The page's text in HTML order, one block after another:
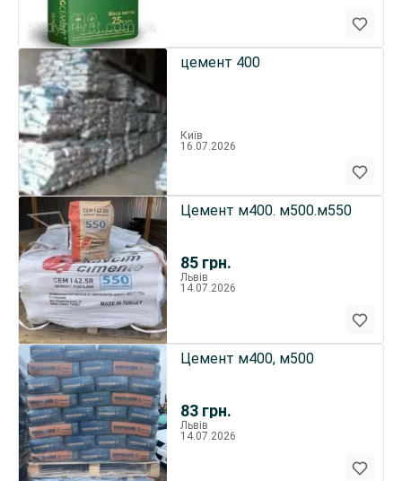
цемент 400
Київ
16.07.2026
85 грн.
Цемент м400. м500.м550
Львів
14.07.2026
83 грн.
Цемент м400, м500
Львів
14.07.2026